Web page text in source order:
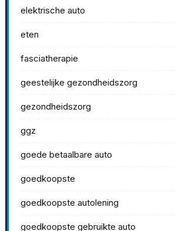
elektrische auto
eten
fasciatherapie
geestelijke gezondheidszorg
gezondheidszorg
ggz
goede betaalbare auto
goedkoopste
goedkoopste autolening
goedkoopste gebruikte auto